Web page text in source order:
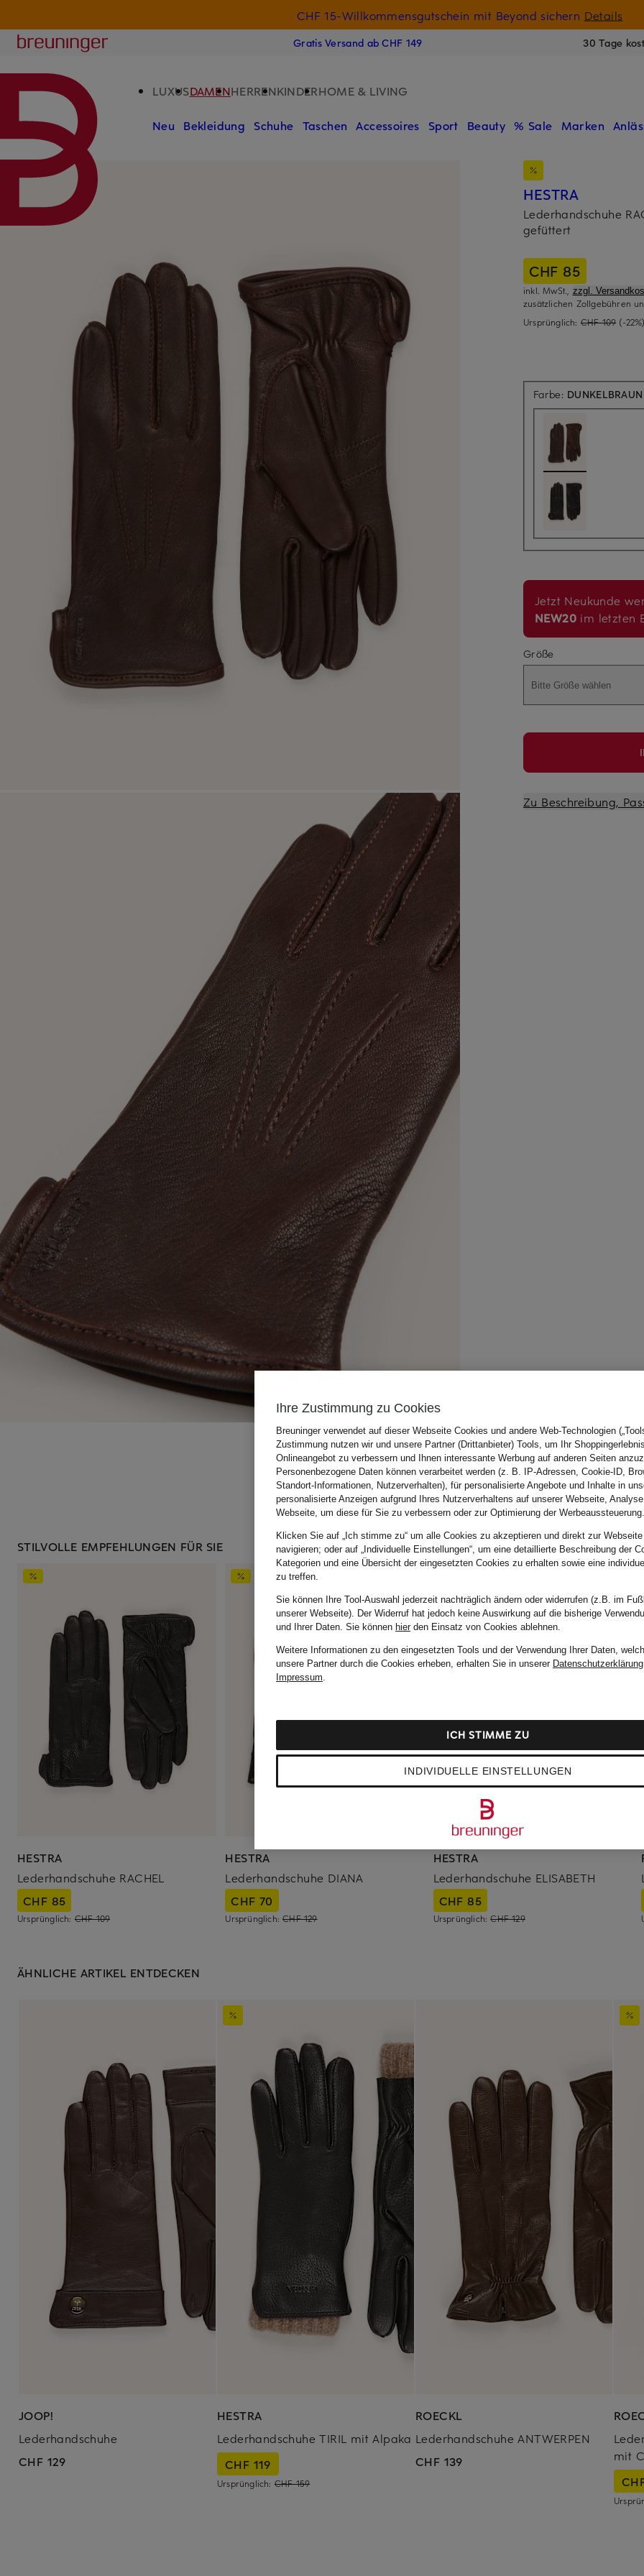
CHF 15-Willkommensgutschein mit Beyond sichern Details
Breuninger
Gratis Versand ab CHF 149 30 Tage
LUXUSDAMENHERRENKINDERHOME & LIVING
Neu Bekleidung Schuhe Taschen Accessoires Sport Beauty % Sale Marken
HESTRA
Lederhandschuhe
gefüttert
CHF 85
inkl. MwSt., zzgl.
zusätzlichen Zollgebühren
Ursprünglich: CHF 109 (-22%)
Farbe: DUNKELBRAUN
Jetzt Neukunde
NEW20 im letzten
Größe
Bitte Größe wählen
Zu Beschreibung,
STILVOLLE EMPFEHLUNGEN FÜR SIE
HESTRA
Lederhandschuhe RACHEL
CHF 85
Ursprünglich: CHF 109
HESTRA
Lederhandschuhe DIANA
CHF 70
Ursprünglich:CHF 129
HESTRA
Lederhandschuhe ELISABETH
CHF 85
Ursprünglich:CHF 129
ÄHNLICHE ARTIKEL ENTDECKEN
JOOP!
Lederhandschuhe
CHF 129
HESTRA
Lederhandschuhe TIRIL mit Alpaka
CHF 119
Ursprünglich: CHF 159
ROECKL
Lederhandschuhe ANTWERPEN
CHF 139
mit
Ihre Zustimmung zu Cookies
Breuninger verwendet auf dieser Webseite Cookies und andere Web-Technologien
Zustimmung nutzen wir und unsere Partner (Drittanbieter) Tools, um Ihr
Onlineangebot zu verbessern und Ihnen interessante Werbung auf anderen Seiten
Personenbezogene Daten können verarbeitet werden (z. B. IP-Adressen, Cookie-ID,
Standort-Informationen, Nutzerverhalten), für personalisierte Angebote und Inhalte in
personalisierte Anzeigen aufgrund Ihres Nutzerverhaltens auf unserer Webseite,
Webseite, um diese für Sie zu verbessern oder zur Optimierung der Werbeaussteuerung.
Klicken Sie auf „Ich stimme zu“ um alle Cookies zu akzeptieren und direkt zur
navigieren; oder auf „Individuelle Einstellungen“, um eine detaillierte Beschreibung der
Kategorien und eine Übersicht der eingesetzten Cookies zu erhalten sowie eine
zu treffen.
Sie können Ihre Tool-Auswahl jederzeit nachträglich ändern oder widerrufen (z.B. im
unserer Webseite). Der Widerruf hat jedoch keine Auswirkung auf die bisherige
und Ihrer Daten. Sie können hierden Einsatz von Cookies ablehnen.
Weitere Informationen zu den eingesetzten Tools und der Verwendung Ihrer Daten,
unsere Partner durch die Cookies erheben, erhalten Sie in unserer Datenschutzerklärung
Impressum.
INDIVIDUELLE EINSTELLUNGEN
ICH STIMME ZU